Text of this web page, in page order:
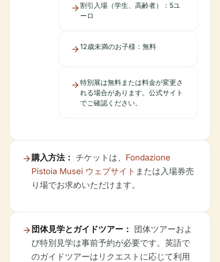
割引入場（学生、高齢者）：5ユ
ーロ
12歳未満のお子様：無料
特別展は無料または料金が変更さ
れる場合があります。公式サイト
でご確認ください。
購入方法： チケットは、 Fondazione
Pistoia Musei ウェブサイト または入場券売
り場でお求めいただけます。
団体見学とガイドツアー： 団体ツアーおよ
び特別見学は事前予約が必要です。英語で
のガイドツアーはリクエストに応じて利用